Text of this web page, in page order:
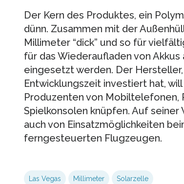
Der Kern des Produktes, ein
dünn. Zusammen mit der
Millimeter “dick” und so für
für das Wiederaufladen von
eingesetzt werden. Der
Entwicklungszeit investiert hat,
Produzenten von Mobiltelefonen,
Spielkonsolen knüpfen. Auf
auch von Einsatzmöglichkeiten
ferngesteuerten Flugzeugen.
Las Vegas Millimeter Solarzelle